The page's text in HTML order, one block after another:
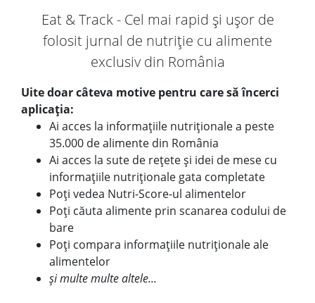
Eat & Track - Cel mai rapid și ușor de
folosit jurnal de nutriție cu alimente
exclusiv din România
Uite doar câteva motive pentru care să încerci
aplicația:
Ai acces la informațiile nutriționale a peste
35.000 de alimente din România
Ai acces la sute de rețete și idei de mese cu
informațiile nutriționale gata completate
Poți vedea Nutri-Score-ul alimentelor
Poți căuta alimente prin scanarea codului de
bare
Poți compara informațiile nutriționale ale
alimentelor
și multe multe altele...